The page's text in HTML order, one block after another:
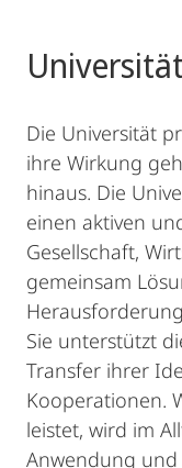
Die Universität
ihre Wirkung
hinaus. Die
einen aktiven
Gesellschaft,
gemeinsam
Sie unterstützt
Transfer ihrer
Kooperationen.
leistet, wird im
Anwendung